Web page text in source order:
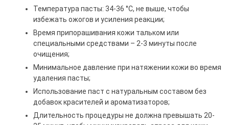
Температура пасты: 34-36 °С, не выше, чтобы
избежать ожогов и усиления реакции;
Время припорашивания кожи тальком или
специальными средствами – 2-3 минуты после
очищения;
Минимальное давление при натяжении кожи во время
удаления пасты;
Использование паст с натуральным составом без
добавок красителей и ароматизаторов;
Длительность процедуры не должна превышать 20-